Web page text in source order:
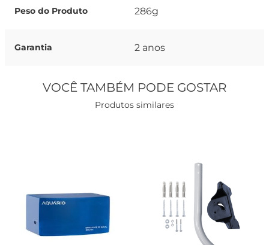
Peso do Produto 286g
Garantia 2 anos
VOCÊ TAMBÉM PODE GOSTAR
Produtos similares